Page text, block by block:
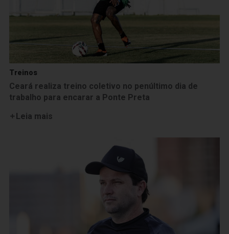
Treinos
Ceará realiza treino coletivo no penúltimo dia de
trabalho para encarar a Ponte Preta
Leia mais